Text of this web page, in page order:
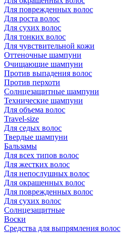
Для поврежденных волос
Для роста волос
Для сухих волос
Для тонких волос
Для чувствительной кожи
Оттеночные шампуни
Очищающие шампуни
Против выпадения волос
Против перхоти
Солнцезащитные шампуни
Технические шампуни
Для объема волос
Travel-size
Для седых волос
Твердые шампуни
Бальзамы
Для всех типов волос
Для жестких волос
Для непослушных волос
Для окрашенных волос
Для поврежденных волос
Для сухих волос
Солнцезащитные
Воски
Средства для выпрямления волос